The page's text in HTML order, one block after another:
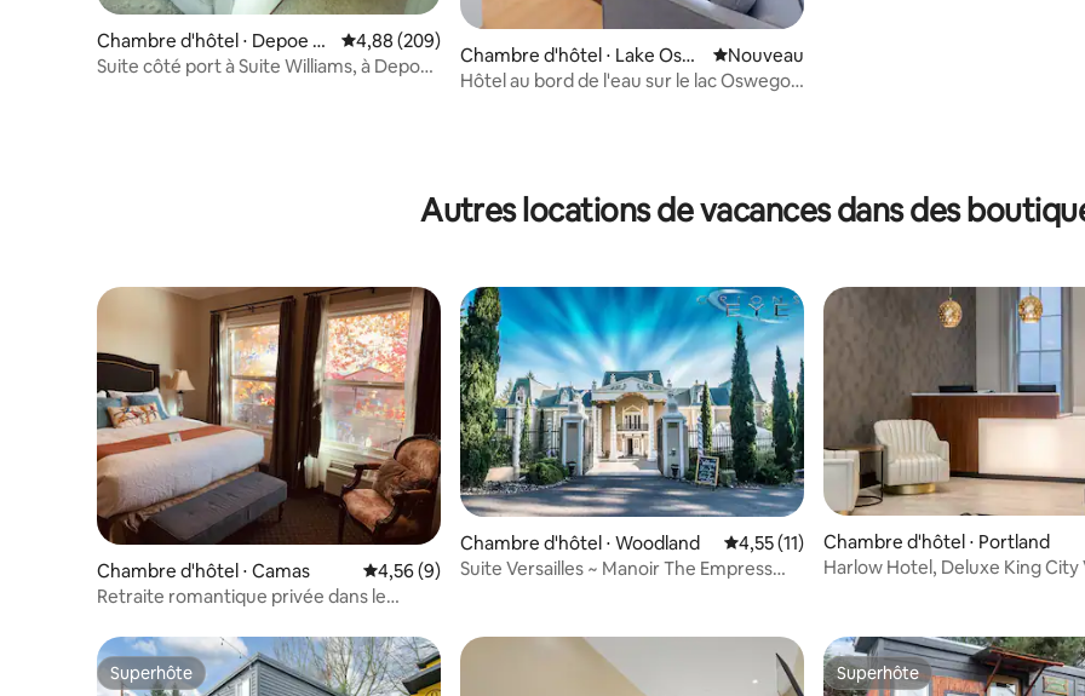
Chambre d'hôtel ⋅ Depoe B
ay
Évaluation moyenne sur la base de 209 commentaires : 4,88 sur 5
4,88 (209)
Suite côté port à Suite Williams, à Depoe
Chambre d'hôtel ⋅ Lake Osw
ego
Nouvel hébergement
Nouveau
Hôtel au bord de l'eau sur le lac Oswego -
Autres locations de vacances dans des
Chambre d'hôtel ⋅ Camas Évaluation moyenne sur la base de 9 commentaires : 4,56 sur 5
4,56 (9)
Retraite romantique privée dans le
Chambre d'hôtel ⋅ Woodland Évaluation moyenne sur la base de 11
4,55 (11)
Suite Versailles ~ Manoir The Empress
Chambre d'hôtel ⋅ Portland
Harlow Hotel, Deluxe King City
Superhôte
Superhôte Superhôte
Superhôte